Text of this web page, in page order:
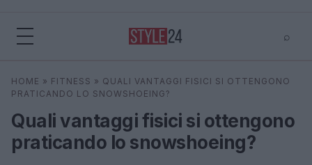
⌕
Cerca ⌕ ×
HOME » FITNESS » QUALI VANTAGGI FISICI SI OTTENGONO
PRATICANDO LO SNOWSHOEING?
Quali vantaggi fisici si ottengono
praticando lo snowshoeing?